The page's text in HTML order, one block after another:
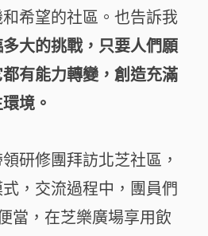
希望的社區。也告訴我
大的挑戰，只要人們願
有能力轉變，創造充滿
境。
研修團拜訪北芝社區，
，交流過程中，團員們
當，在芝樂廣場享用飲